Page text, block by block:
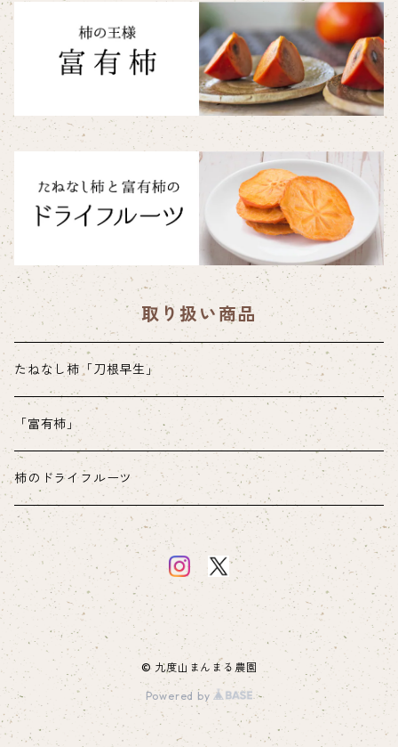
取り扱い商品
たねなし柿「刀根早生」
「富有柿」
柿のドライフルーツ
© 九度山まんまる農園
Powered by